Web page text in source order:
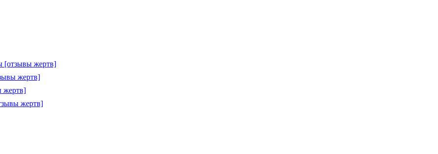
[отзывы жертв]
жертв]
жертв]
жертв]